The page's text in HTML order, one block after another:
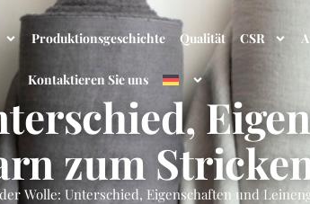
Produktionsgeschichte Qualität CSR
Kontaktieren Sie uns
zum
Wolle: Unterschied, Eigenschaften und